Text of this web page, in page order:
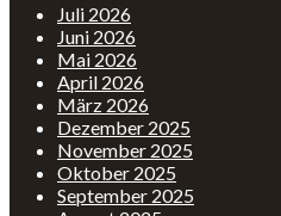
Juli 2026
Juni 2026
Mai 2026
April 2026
März 2026
Dezember 2025
November 2025
Oktober 2025
September 2025